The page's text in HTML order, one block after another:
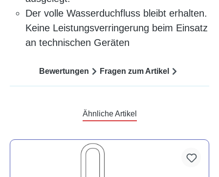
Der volle Wasserduchfluss bleibt erhalten.
Keine Leistungsverringerung beim Einsatz
an technischen Geräten
Bewertungen Fragen zum Artikel
Ähnliche Artikel